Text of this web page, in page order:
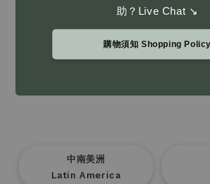
助？Live Chat ↘
購物須知 Shopping Policy
mojocoffee 精選台灣產區咖啡豆，與在地
Selected Taiwanese beans,
roasted for clarity and balance.
Regional character in every cup.
中南美洲
Latin America
全臺知名咖啡行腳人陳俞嘉 Scott Pasuya
紅點設計得主．外媒評鑑臺灣最佳咖啡館